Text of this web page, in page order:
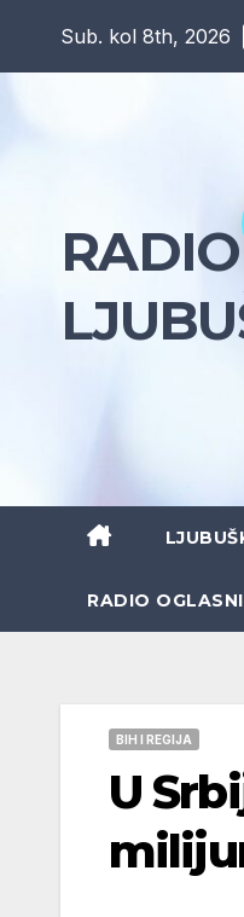
Sub. kol 8th, 2026
RADIO
RADIO
BIH I REGIJA
U